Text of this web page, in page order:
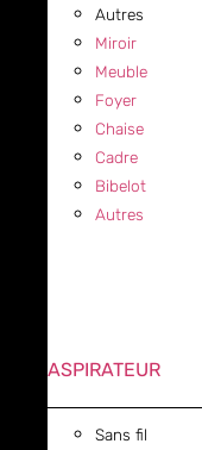
Autres
Miroir
Meuble
Foyer
Chaise
Cadre
Bibelot
Autres
ASPIRATEUR
Sans fil